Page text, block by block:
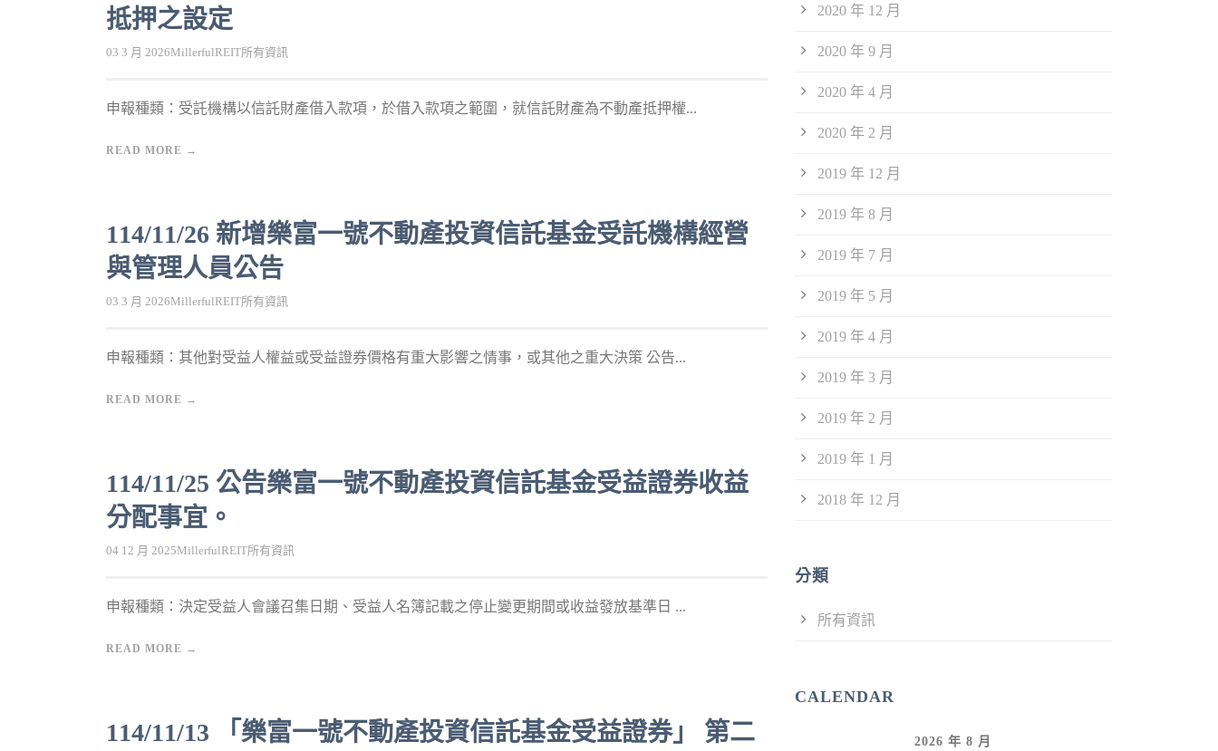
抵押之設定
03 3 月 2026MillerfulREIT所有資訊
申報種類：受託機構以信託財產借入款項，於借入款項之範圍，就信託財產為不動產抵押權...
READ MORE →
114/11/26 新增樂富一號不動產投資信託基金受託機構經營
與管理人員公告
03 3 月 2026MillerfulREIT所有資訊
申報種類：其他對受益人權益或受益證券價格有重大影響之情事，或其他之重大決策 公告...
READ MORE →
114/11/25 公告樂富一號不動產投資信託基金受益證券收益
分配事宜。
04 12 月 2025MillerfulREIT所有資訊
申報種類：決定受益人會議召集日期、受益人名簿記載之停止變更期間或收益發放基準日 ...
READ MORE →
114/11/13 「樂富一號不動產投資信託基金受益證券」 第二
2020 年 12 月
2020 年 9 月
2020 年 4 月
2020 年 2 月
2019 年 12 月
2019 年 8 月
2019 年 7 月
2019 年 5 月
2019 年 4 月
2019 年 3 月
2019 年 2 月
2019 年 1 月
2018 年 12 月
分類
所有資訊
CALENDAR
2026 年 8 月